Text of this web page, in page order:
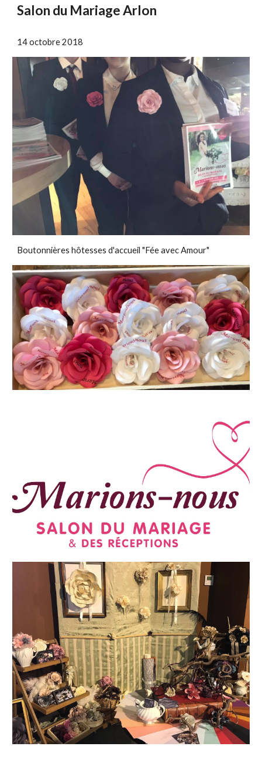
Salon du Mariage Arlon
14 octobre 2018
Boutonnières hôtesses d'accueil "Fée avec Amour"